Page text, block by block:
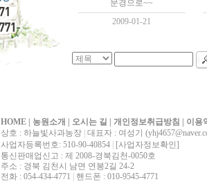
문경으로~~
2009-01-21
HOME 농원소개 오시는 길 개인정보취급방침
이용
상호 : 하늘빛사과농장 대표자 : 여성기
사업자등록번호: 510-90-40854
[사업자정보확인]
통신판매업신고 : 제 2008-경북김천-0050호
주소 : 경북 김천시 남면 연봉2길 24-2
전화 : 054-434-4771
핸드폰 : 010-9545-4771